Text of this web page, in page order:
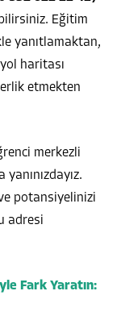
Eğitim
yanıtlamaktan,
haritası
etmekten
merkezli
potansiyelinizi
adresi
Fark Yaratın: